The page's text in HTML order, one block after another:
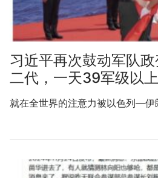
习近平再次鼓动军队
二代，一天39军级以
就在全世界的注意力被以色列—